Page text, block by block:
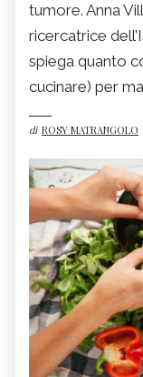
tumore. Anna
ricercatrice
spiega quanto
cucinare) per
di ROSY MATRANGOLO